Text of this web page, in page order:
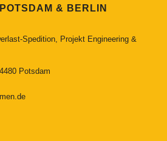
& BERLIN
Spedition, Projekt Engineering &
Potsdam